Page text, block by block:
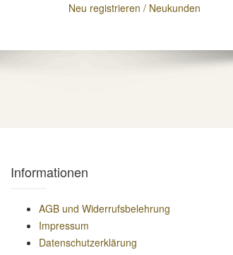
Neu registrieren / Neukunden
Informationen
AGB und Widerrufsbelehrung
Impressum
Datenschutzerklärung